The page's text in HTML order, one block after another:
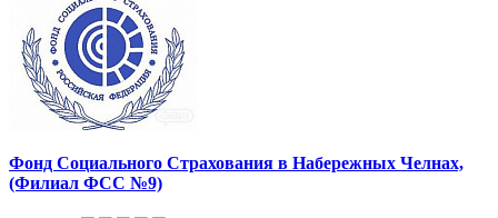
Фонд Социального Страхования в Набережных Челнах,
(Филиал ФСС №9)